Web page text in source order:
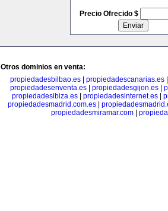
Precio Ofrecido $
Otros dominios en venta:
propiedadesbilbao.es| propiedadescanarias.es
propiedadesenventa.es
propiedadesgijon.es
propiedadesibiza.es
propiedadesinternet.es
propiedadesmadrid.com.es
propiedadesmiramar.com